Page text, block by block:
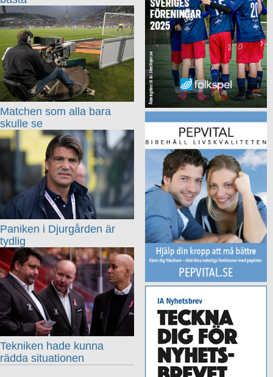
Matchen som alla bara
skulle se
Paniken i Djurgården är
tydlig
Tekniken hade kunna
rädda situationen